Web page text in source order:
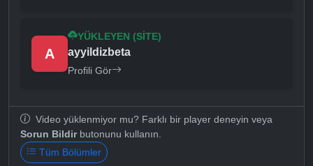
A
YÜKLEYEN (SITE)
ayyildizbeta
Profili Gör
Video yüklenmiyor mu? Farklı bir player deneyin veya
Sorun Bildirbutonunu kullanın.
Tüm Bölümler